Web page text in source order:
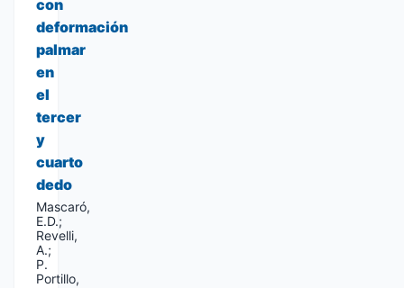
con
deformación
palmar
en
el
tercer
y
cuarto
dedo
Mascaró,
E.D.;
Revelli,
A.;
P.
Portillo,